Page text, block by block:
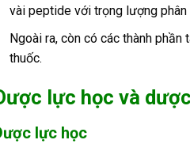
vài peptide với trọng lượng
Ngoài ra, còn có các thành
thuốc.
lực học và
lực học